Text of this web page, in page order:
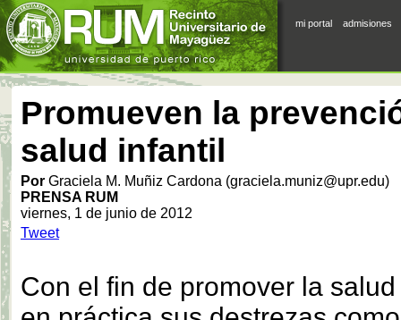
mi portal admisiones
Promueven la
salud infantil
Por Graciela M. Muñiz Cardona (graciela.muniz@upr.edu)
PRENSA RUM
viernes, 1 de junio de 2012
Tweet
Con el fin de promover la